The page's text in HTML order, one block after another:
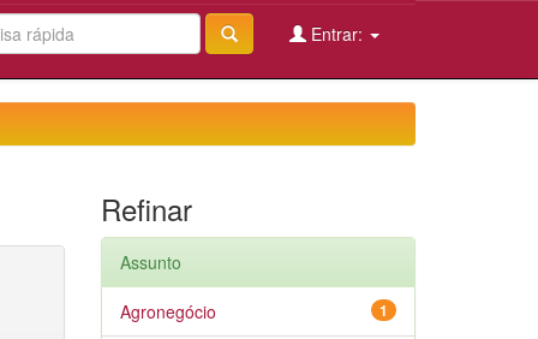
Entrar:
Refinar
Assunto
1
Agronegócio